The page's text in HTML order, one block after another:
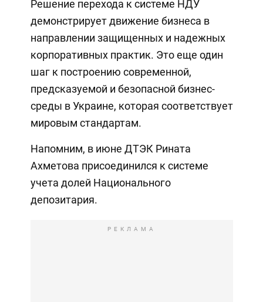
Решение перехода к системе НДУ
демонстрирует движение бизнеса в
направлении защищенных и надежных
корпоративных практик. Это еще один
шаг к построению современной,
предсказуемой и безопасной бизнес-
среды в Украине, которая соответствует
мировым стандартам.
Напомним, в июне ДТЭК Рината
Ахметова присоединился к системе
учета долей Национального
депозитария.
РЕКЛАМА